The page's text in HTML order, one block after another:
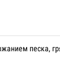
песка,